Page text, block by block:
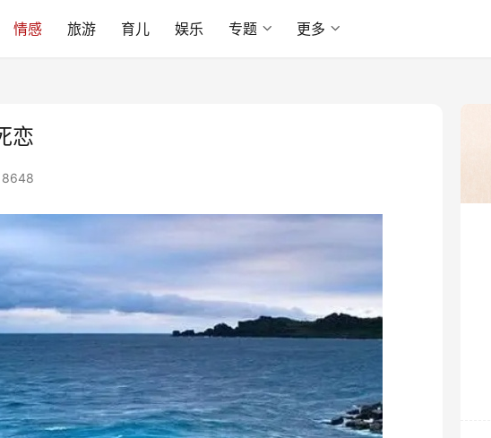
情感 旅游 育儿 娱乐 专题 更多
恋
8648